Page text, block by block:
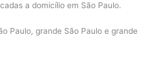
a domicílio em São Paulo.
Paulo, grande São Paulo e grande